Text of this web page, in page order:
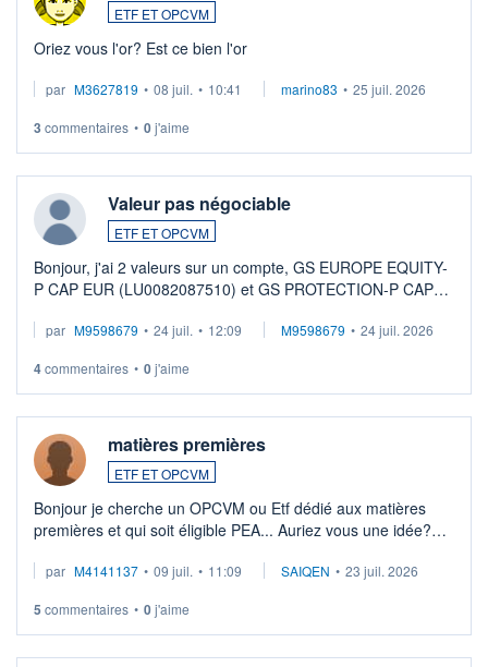
ETF ET OPCVM
Oriez vous l'or? Est ce bien l'or
par M3627819 • 08 juil. • 10:41 marino83 • 25 juil. 2026
3 commentaires • 0j'aime
Valeur pas négociable
ETF ET OPCVM
Bonjour, j'ai 2 valeurs sur un compte, GS EUROPE EQUITY-
P CAP EUR (LU0082087510) et GS PROTECTION-P CAP
veux procéder à la vente, on me signale ...
par M9598679 • 24 juil. • 12:09 M9598679 • 24 juil. 2026
4commentaires • 0j'aime
matières premières
ETF ET OPCVM
Bonjour je cherche un OPCVM ou Etf dédié aux matières
premières et qui soit éligible PEA... Auriez vous une idée?
par M4141137 • 09 juil. • 11:09 SAIQEN • 23 juil. 2026
5 commentaires • 0j'aime